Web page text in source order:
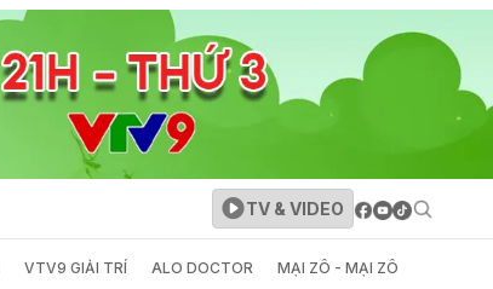
TV & VIDEO
VTV9 GIẢI TRÍ ALO DOCTOR MẠI ZÔ - MẠI ZÔ